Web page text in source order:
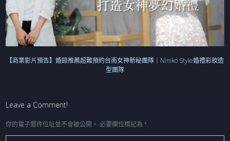
【商業影片預告】婚錄推薦超難預約台南女神新秘團隊｜Niniko Style婚禮彩妝造
型團隊
Leave a Comment!
你的電子郵件位址並不會被公開。 必要欄位標記為*